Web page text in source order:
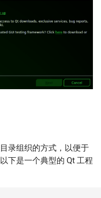
录组织的方式，以便于
下是一个典型的 Qt 工程